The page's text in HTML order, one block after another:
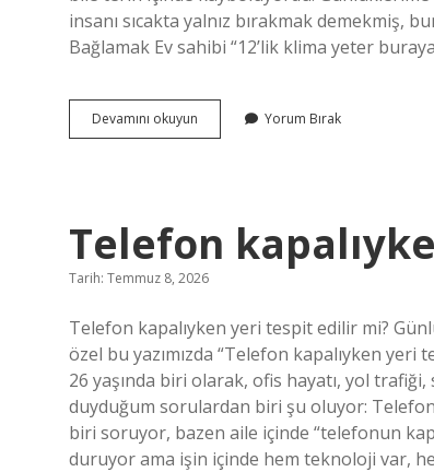
insanı sıcakta yalnız bırakmak demekmiş,
Bağlamak Ev sahibi “12’lik klima yeter
Devamını okuyun
lik
klima
arasındaki
fark
Yorum Bırak
Telefon
Tarih: Temmuz 8, 2026
Telefon kapalıyken yeri tespit edilir mi?
özel bu yazımızda “Telefon kapalıyken
26 yaşında biri olarak, ofis hayatı, yol
duyduğum sorulardan biri şu oluyor:
biri soruyor, bazen aile içinde “telefonun
duruyor ama işin içinde hem teknoloji var,